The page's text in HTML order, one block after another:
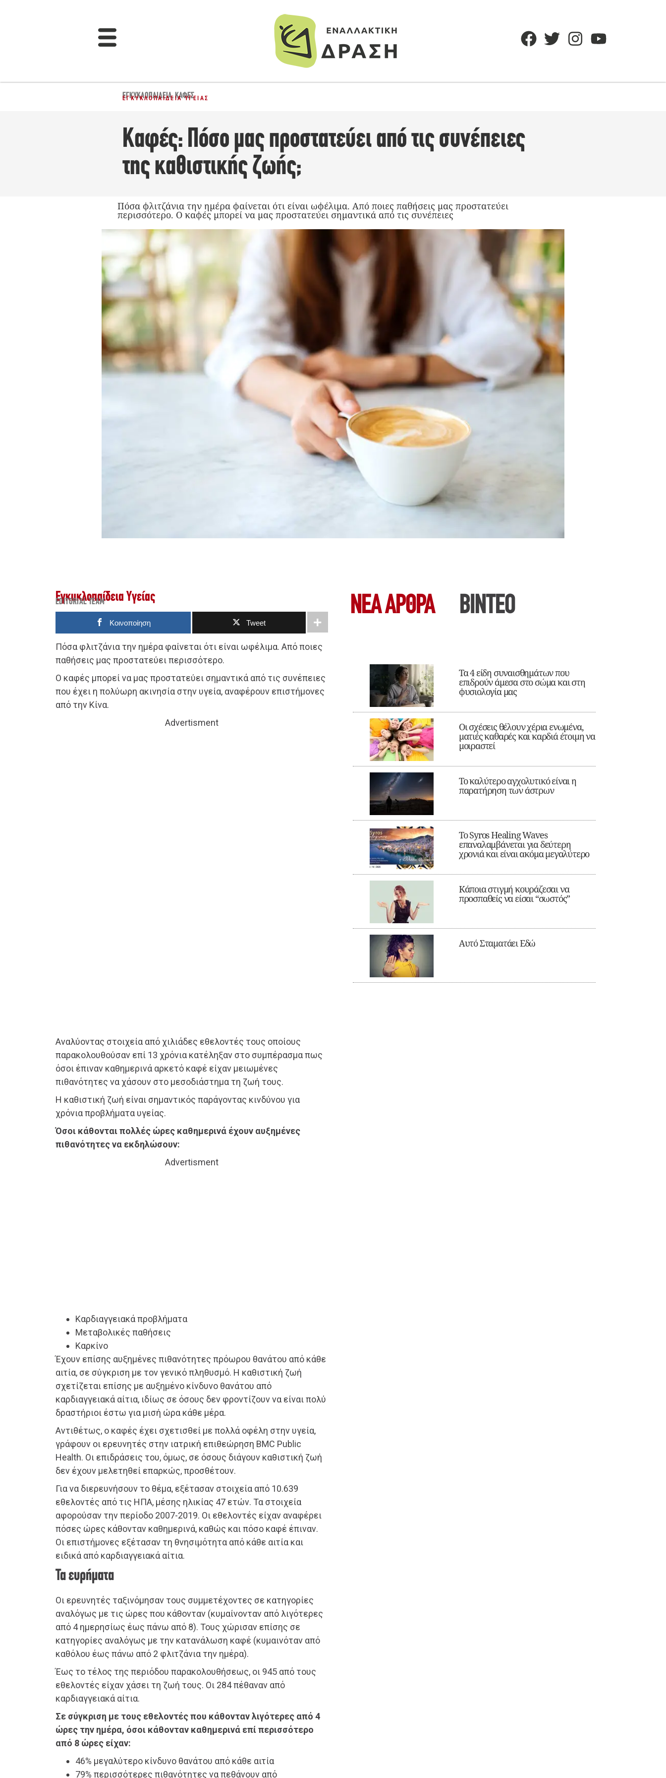
ΕΓΚΥΚΛΟΠΑΙΔΕΙΑ,ΚΑΦΕΣ
ΕΓΚΥΚΛΟΠΑΊΔΕΙΑ ΥΓΕΊΑΣ
Καφές: Πόσο μας προστατεύει από τις συνέπειες
της καθιστικής ζωής;
Πόσα φλιτζάνια την ημέρα φαίνεται ότι είναι ωφέλιμα. Από ποιες παθήσεις μας προστατεύει
περισσότερο. Ο καφές μπορεί να μας προστατεύει σημαντικά από τις συνέπειες
Εγκυκλοπαίδεια Υγείας
EDITORIAL TEAM
Κοινοποίηση Tweet
Πόσα φλιτζάνια την ημέρα φαίνεται ότι είναι ωφέλιμα. Από ποιες
παθήσεις μας προστατεύει περισσότερο.
Ο καφές μπορεί να μας προστατεύει σημαντικά από τις συνέπειες
που έχει η πολύωρη ακινησία στην υγεία, αναφέρουν επιστήμονες
από την Κίνα.
Advertisment
Αναλύοντας στοιχεία από χιλιάδες εθελοντές τους οποίους
παρακολουθούσαν επί 13 χρόνια κατέληξαν στο συμπέρασμα πως
όσοι έπιναν καθημερινά αρκετό καφέ είχαν μειωμένες
πιθανότητες να χάσουν στο μεσοδιάστημα τη ζωή τους.
Η καθιστική ζωή είναι σημαντικός παράγοντας κινδύνου για
χρόνια προβλήματα υγείας.
Όσοι κάθονται πολλές ώρες καθημερινά έχουν αυξημένες
πιθανότητες να εκδηλώσουν:
Advertisment
Καρδιαγγειακά προβλήματα
Μεταβολικές παθήσεις
Καρκίνο
Έχουν επίσης αυξημένες πιθανότητες πρόωρου θανάτου από κάθε
αιτία, σε σύγκριση με τον γενικό πληθυσμό. Η καθιστική ζωή
σχετίζεται επίσης με αυξημένο κίνδυνο θανάτου από
καρδιαγγειακά αίτια, ιδίως σε όσους δεν φροντίζουν να είναι πολύ
δραστήριοι έστω για μισή ώρα κάθε μέρα.
Αντιθέτως, ο καφές έχει σχετισθεί με πολλά οφέλη στην υγεία,
γράφουν οι ερευνητές στην ιατρική επιθεώρηση BMC Public
Health. Οι επιδράσεις του, όμως, σε όσους διάγουν καθιστική ζωή
δεν έχουν μελετηθεί επαρκώς, προσθέτουν.
Για να διερευνήσουν το θέμα, εξέτασαν στοιχεία από 10.639
εθελοντές από τις ΗΠΑ, μέσης ηλικίας 47 ετών. Τα στοιχεία
αφορούσαν την περίοδο 2007-2019. Οι εθελοντές είχαν αναφέρει
πόσες ώρες κάθονταν καθημερινά, καθώς και πόσο καφέ έπιναν.
Οι επιστήμονες εξέτασαν τη θνησιμότητα από κάθε αιτία και
ειδικά από καρδιαγγειακά αίτια.
Τα ευρήματα
Οι ερευνητές ταξινόμησαν τους συμμετέχοντες σε κατηγορίες
αναλόγως με τις ώρες που κάθονταν (κυμαίνονταν από λιγότερες
από 4 ημερησίως έως πάνω από 8). Τους χώρισαν επίσης σε
κατηγορίες αναλόγως με την κατανάλωση καφέ (κυμαινόταν από
καθόλου έως πάνω από 2 φλιτζάνια την ημέρα).
Έως το τέλος της περιόδου παρακολουθήσεως, οι 945 από τους
εθελοντές είχαν χάσει τη ζωή τους. Οι 284 πέθαναν από
καρδιαγγειακά αίτια.
Σε σύγκριση με τους εθελοντές που κάθονταν λιγότερες από 4
ώρες την ημέρα, όσοι κάθονταν καθημερινά επί περισσότερο
από 8 ώρες είχαν:
46% μεγαλύτερο κίνδυνο θανάτου από κάθε αιτία
79% περισσότερες πιθανότητες να πεθάνουν από
ΝΕΑ ΆΡΘΡΑ ΒΙΝΤΕΟ
Τα 4 είδη συναισθημάτων που
επιδρούν άμεσα στο σώμα και στη
φυσιολογία μας
Οι σχέσεις θέλουν χέρια ενωμένα,
ματιές καθαρές και καρδιά έτοιμη να
μοιραστεί
Το καλύτερο αγχολυτικό είναι η
παρατήρηση των άστρων
Το Syros Healing Waves
επαναλαμβάνεται για δεύτερη
χρονιά και είναι ακόμα μεγαλύτερο
Κάποια στιγμή κουράζεσαι να
προσπαθείς να είσαι “σωστός”
Αυτό Σταματάει Εδώ